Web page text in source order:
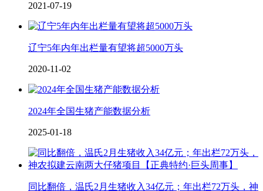
2021-07-19
辽宁5年内年出栏量有望将超5000万头
2020-11-02
2024年全国生猪产能数据分析
2025-01-18
同比翻倍，温氏2月生猪收入34亿元；年出栏72万头，神